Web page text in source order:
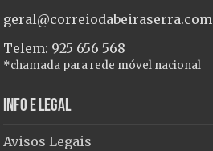
geral@correiodabeiraserra.com
Telem: 925 656 568
*chamada para rede móvel nacional
Info e Legal
Avisos Legais